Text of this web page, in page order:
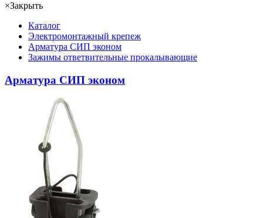
×Закрыть
Каталог
Электромонтажный крепеж
Арматура СИП эконом
Зажимы ответвительные прокалывающие
Арматура СИП эконом